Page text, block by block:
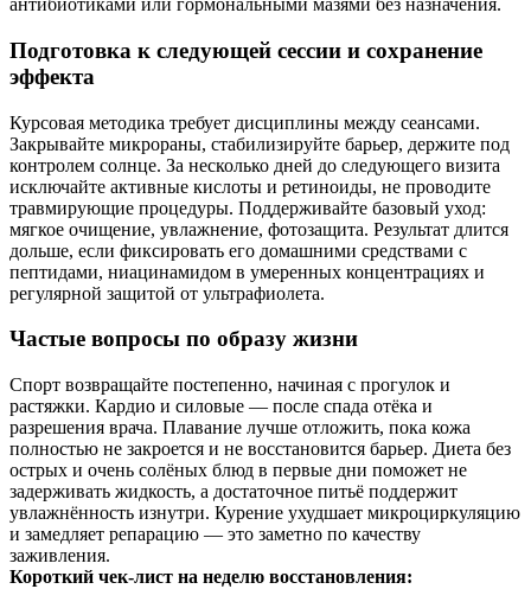
антибиотиками или гормональными мазями без назначения.
Подготовка к следующей сессии и сохранение
эффекта
Курсовая методика требует дисциплины между сеансами.
Закрывайте микрораны, стабилизируйте барьер, держите под
контролем солнце. За несколько дней до следующего визита
исключайте активные кислоты и ретиноиды, не проводите
травмирующие процедуры. Поддерживайте базовый уход:
мягкое очищение, увлажнение, фотозащита. Результат длится
дольше, если фиксировать его домашними средствами с
пептидами, ниацинамидом в умеренных концентрациях и
регулярной защитой от ультрафиолета.
Частые вопросы по образу жизни
Спорт возвращайте постепенно, начиная с прогулок и
растяжки. Кардио и силовые — после спада отёка и
разрешения врача. Плавание лучше отложить, пока кожа
полностью не закроется и не восстановится барьер. Диета без
острых и очень солёных блюд в первые дни поможет не
задерживать жидкость, а достаточное питьё поддержит
увлажнённость изнутри. Курение ухудшает микроциркуляцию
и замедляет репарацию — это заметно по качеству
заживления.
Короткий чек-лист на неделю восстановления: